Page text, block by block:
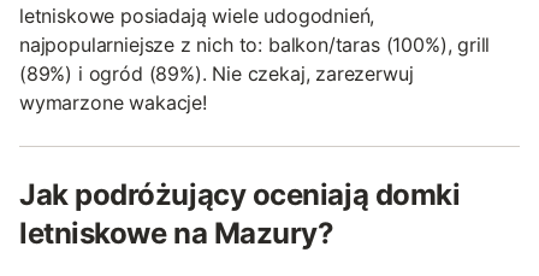
letniskowe posiadają wiele udogodnień,
najpopularniejsze z nich to: balkon/taras (100%), grill
(89%) i ogród (89%). Nie czekaj, zarezerwuj
wymarzone wakacje!
Jak podróżujący oceniają domki
letniskowe na Mazury?